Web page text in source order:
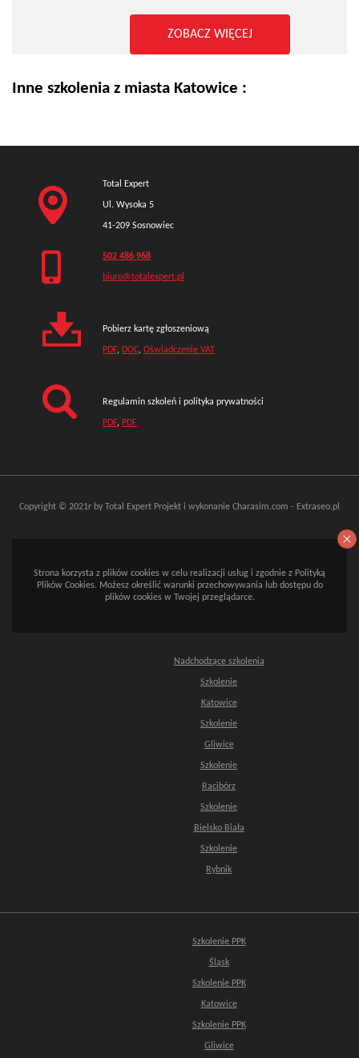
ZOBACZ WIĘCEJ
Inne szkolenia z miasta Katowice :
Total Expert
Ul. Wysoka 5
41-209 Sosnowiec
502 486 968
biuro@totalexpert.pl
Pobierz kartę zgłoszeniową
PDF, DOC, Oświadczenie VAT
Regulamin szkoleń i polityka prywatności
PDF, PDF
Copyright © 2021r by Total Expert Projekt i wykonanie Charasim.com - Extraseo.pl
Strona korzysta z plików cookies w celu realizacji usług i zgodnie z Polityką
Plików Cookies. Możesz określić warunki przechowywania lub dostępu do
plików cookies w Twojej przeglądarce.
Nadchodzące szkolenia
Szkolenie
Katowice
Szkolenie
Gliwice
Szkolenie
Racibórz
Szkolenie
Bielsko Biała
Szkolenie
Rybnik
Szkolenie PPK
Śląsk
Szkolenie PPK
Katowice
Szkolenie PPK
Gliwice